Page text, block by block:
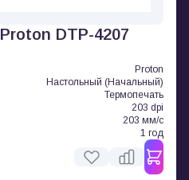
DTP-4207
Proton
Настольный (Начальный)
Термопечать
203 dpi
203 мм/с
1 год